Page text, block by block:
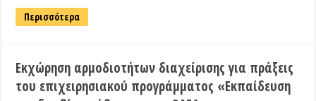
Περισσότερα
Εκχώρηση αρμοδιοτήτων διαχείρισης για πράξεις
του επιχειρησιακού προγράμματος «Εκπαίδευση